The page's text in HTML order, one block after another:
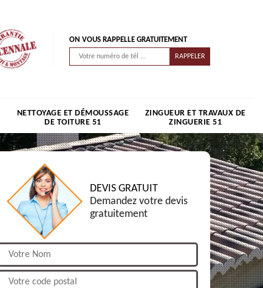
ON VOUS RAPPELLE GRATUITEMENT
NETTOYAGE ET DÉMOUSSAGE
DE TOITURE 51
ZINGUEUR ET TRAVAUX DE
ZINGUERIE 51
DEVIS GRATUIT
Demandez votre devis
gratuitement